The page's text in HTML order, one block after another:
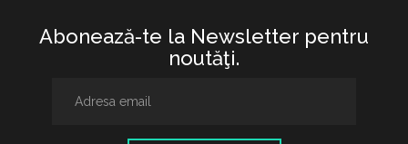
Abonează-te la Newsletter pentru
noutăţi.